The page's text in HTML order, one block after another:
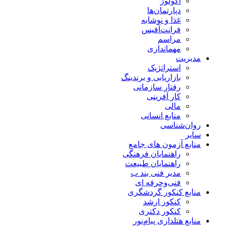
دپارتمان‌ها
غذا و نوشابه
فرانت‌آفیس
مراسم
مهمانداری
مدیریت
استراتژیک
بازاریابی و برندینگ
رفتار سازمانی
کار آفرینی
مالی
منابع انسانی
روان‌شناسی
سایر
منابع آزمون های جامع
راهنمایان فرهنگی
راهنمایان طبیعت
مدیر فنی بند ب
فنی‌وحرفه‌ ای
منابع کنکور گردشگری
کنکور ارشد
کنکور دکتری
منابع هتلداری پیام‌نور